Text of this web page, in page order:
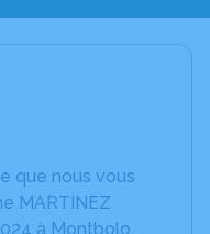
que nous vous
MARTINEZ
à Montbolo.